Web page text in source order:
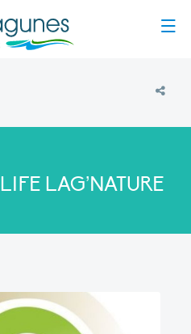
LIFE LAG’NATURE